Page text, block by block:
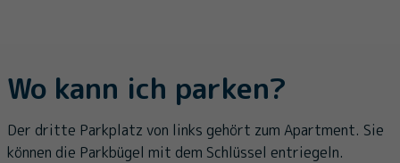
Wo kann ich parken?
Der dritte Parkplatz von links gehört zum Apartment. Sie
können die Parkbügel mit dem Schlüssel entriegeln.